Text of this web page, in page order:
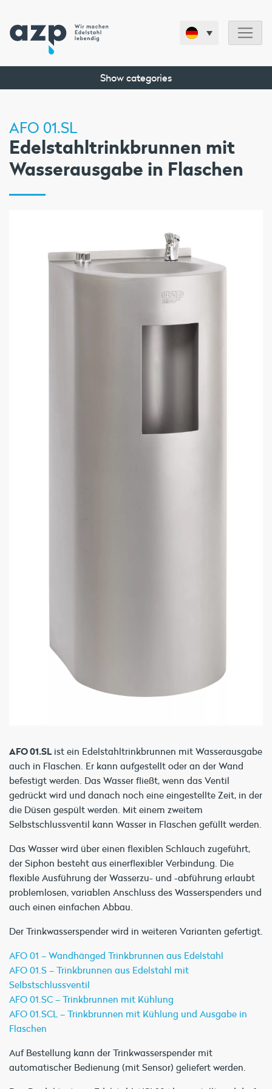
Show categories
AFO 01.SL
Edelstahltrinkbrunnen mit
Wasserausgabe in Flaschen
AFO 01.SL ist ein Edelstahltrinkbrunnen mit Wasserausgabe
auch in Flaschen. Er kann aufgestellt oder an der Wand
befestigt werden. Das Wasser fließt, wenn das Ventil
gedrückt wird und danach noch eine eingestellte Zeit, in der
die Düsen gespült werden. Mit einem zweitem
Selbstschlussventil kann Wasser in Flaschen gefüllt werden.
Das Wasser wird über einen flexiblen Schlauch zugeführt,
der Siphon besteht aus einerflexibler Verbindung. Die
flexible Ausführung der Wasserzu- und -abführung erlaubt
problemlosen, variablen Anschluss des Wasserspenders und
auch einen einfachen Abbau.
Der Trinkwasserspender wird in weiteren Varianten gefertigt.
AFO 01 – Wandhänged Trinkbrunnen aus Edelstahl
AFO 01.S – Trinkbrunnen aus Edelstahl mit
Selbstschlussventil
AFO 01.SC – Trinkbrunnen mit Kühlung
AFO 01.SCL – Trinkbrunnen mit Kühlung und Ausgabe in
Flaschen
Auf Bestellung kann der Trinkwasserspender mit
automatischer Bedienung (mit Sensor) geliefert werden.